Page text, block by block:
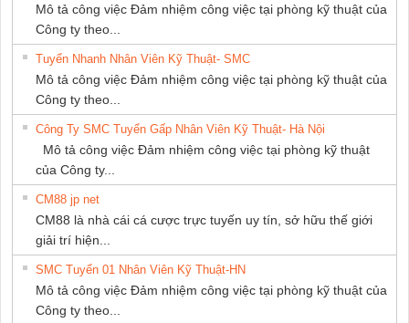
Mô tả công việc Đảm nhiệm công việc tại phòng kỹ thuật của
Công ty theo...
Tuyển Nhanh Nhân Viên Kỹ Thuật- SMC
Mô tả công việc Đảm nhiệm công việc tại phòng kỹ thuật của
Công ty theo...
Công Ty SMC Tuyển Gấp Nhân Viên Kỹ Thuật- Hà Nội
Mô tả công việc Đảm nhiệm công việc tại phòng kỹ thuật
của Công ty...
CM88 jp net
CM88 là nhà cái cá cược trực tuyến uy tín, sở hữu thế giới
giải trí hiện...
SMC Tuyển 01 Nhân Viên Kỹ Thuật-HN
Mô tả công việc Đảm nhiệm công việc tại phòng kỹ thuật của
Công ty theo...